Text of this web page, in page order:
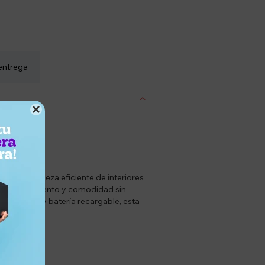

la limpieza eficiente de interiores
movimiento y comodidad sin
succión y batería recargable, esta